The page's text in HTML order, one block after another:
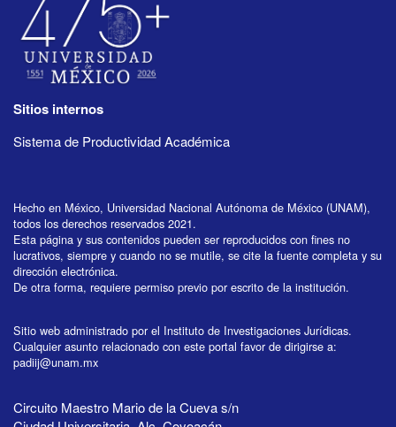
Sitios internos
Sistema de Productividad Académica
Hecho en México, Universidad Nacional Autónoma de México (UNAM),
todos los derechos reservados 2021.
Esta página y sus contenidos pueden ser reproducidos con fines no
lucrativos, siempre y cuando no se mutile, se cite la fuente completa y su
dirección electrónica.
De otra forma, requiere permiso previo por escrito de la institución.
Sitio web administrado por el Instituto de Investigaciones Jurídicas.
Cualquier asunto relacionado con este portal favor de dirigirse a:
padiij@unam.mx
Circuito Maestro Mario de la Cueva s/n